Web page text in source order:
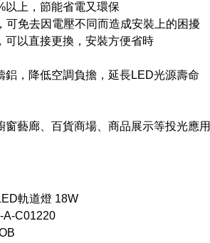
以上，節能省電又環保
可免去因電壓不同而造成安裝上的困擾
可以直接更換，安裝方便省時
鋁，降低空調負擔，延長LED光源壽命
窗藝廊、百貨商場、商品展示等投光應用
軌道燈 18W
A-C01220